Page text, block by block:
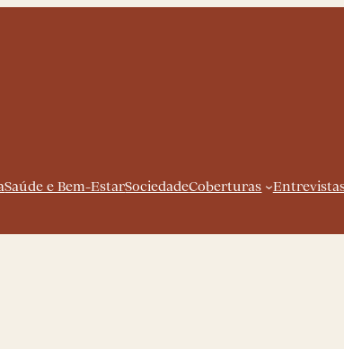
Saúde e Bem-EstarSociedadeCoberturas